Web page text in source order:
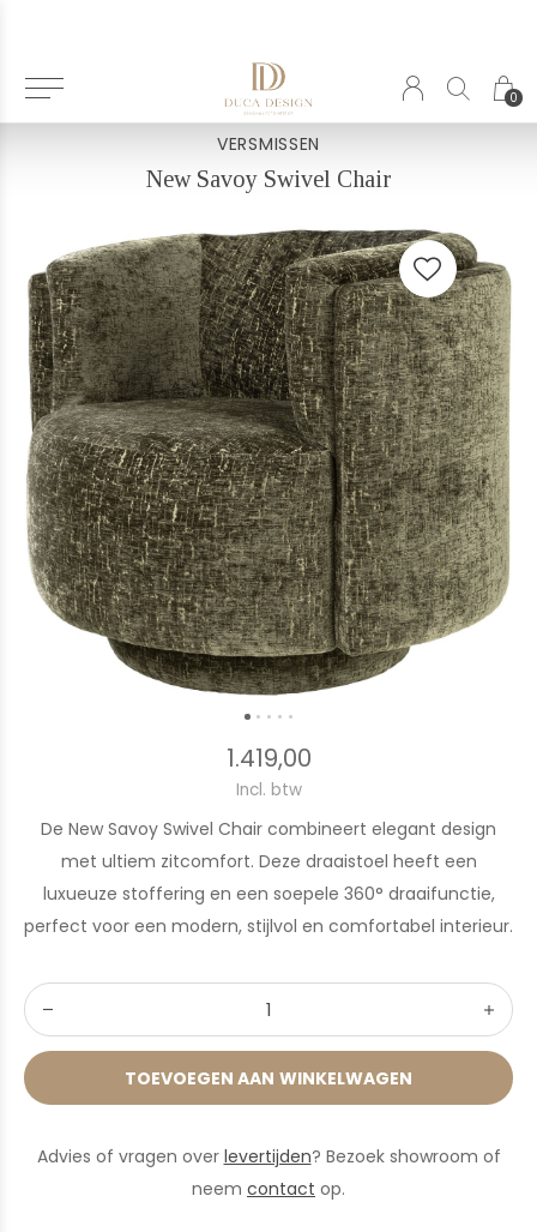
0
Terug
VERSMISSEN
New Savoy Swivel Chair
1.419,00
Incl. btw
De New Savoy Swivel Chair combineert elegant design
met ultiem zitcomfort. Deze draaistoel heeft een
luxueuze stoffering en een soepele 360° draaifunctie,
perfect voor een modern, stijlvol en comfortabel interieur.
TOEVOEGEN AAN WINKELWAGEN
Advies of vragen over levertijden? Bezoek showroom of
neem contact op.